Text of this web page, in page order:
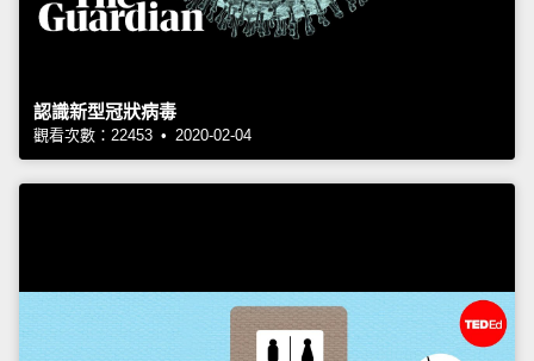
認識新型冠狀病毒
觀看次數：22453 • 2020-02-04